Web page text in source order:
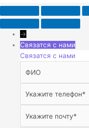
→
Связатся с нами
Связатся с нами